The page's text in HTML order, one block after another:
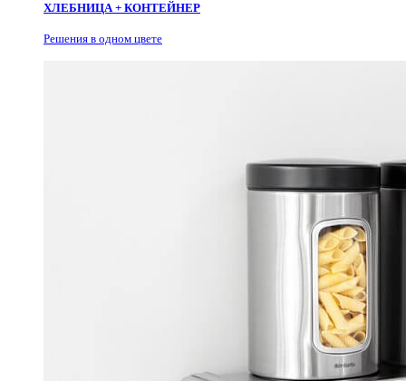
ХЛЕБНИЦА + КОНТЕЙНЕР
Решения в одном цвете